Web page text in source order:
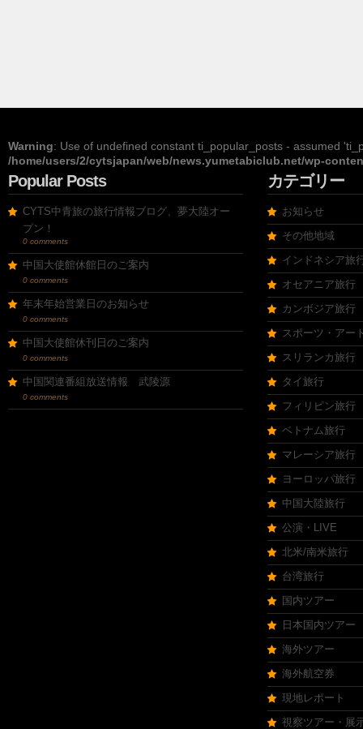
Warning: Use of undefined constant ti_popular_posts - assumed
/home/users/2/cytsjapan/web/news.yumetabiclub.net/wp-
Popular Posts
CYTS中青旅の旅行情報ブログ、夢大陸オー
プン！
0 comments
中国大使館休館日のご案内
0 comments
年末年始営業日のお知らせ
0 comments
中国大使館休刊日のご案内
0 comments
中国関連番組放送情報 武陵源
0 comments
カテゴリー
お知らせ
その他地域
インドネシア旅
オセアニア旅行
カンボジア旅行
スポーツ・アー
スリランカ旅行
タイ旅行
フィリピン旅行
ベトナム旅行
マレーシア旅行
ヨーロッパ旅行
中国大陸旅行
公演・LIVE
北米/南米旅行
台湾旅行
国内ツアー
日本国内ツアー
海外ツアー
海外航空券
現地レポート
視察ツアー・展